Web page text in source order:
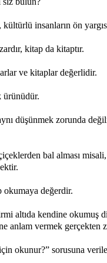
insanların ön
kitap da kitaptır.
ve kitaplar değerlidir.
ürünüdür.
düşünmek zorunda
bal alması
okumaya değerdir.
altıda kendine okumuş
anlam vermek gerçekten
okunur?” sorusuna